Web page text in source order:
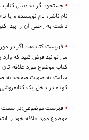
•جستجو: اگر به دنبال
نام ناشر، نام نویسنده و یا
داشت به راحتی آن را پیدا
• فهرست کتاب‌ها: اگر در
می توانید فرض کنید که
کتاب موضوع مورد علاقه تان
سایت به صورت صفحه به
کوتاه در داخل یک
• فهرست موضوعی:در سمت
موضوع مورد علاقه خود را